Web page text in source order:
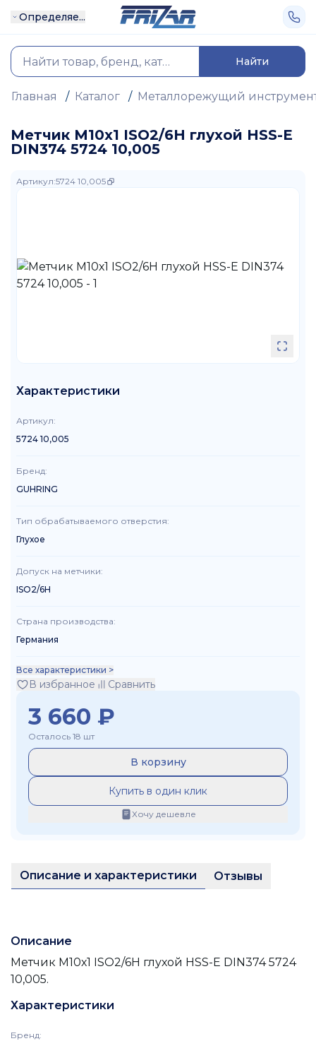
Определяе...
Найти
Главная / Каталог / Металлорежущий
Метчик М10х1 ISO2/6H глухой HSS-E
DIN374 5724 10,005
Артикул:5724 10,005
Характеристики
Артикул:
5724 10,005
Бренд:
GUHRING
Тип обрабатываемого отверстия:
Глухое
Допуск на метчики:
ISO2/6H
Страна производства:
Германия
Все характеристики >
В избранное Сравнить
3 660 ₽
Осталось 18 шт
В корзину
Купить в один клик
Хочу дешевле
Описание и характеристики Отзывы
Описание
Метчик М10х1 ISO2/6H глухой HSS-E DIN374 5724
10,005.
Характеристики
Бренд: